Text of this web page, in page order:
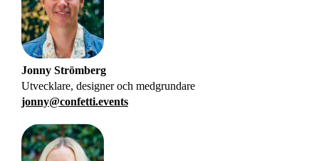
Jonny Strömberg
Utvecklare, designer och medgrundare
jonny@confetti.events